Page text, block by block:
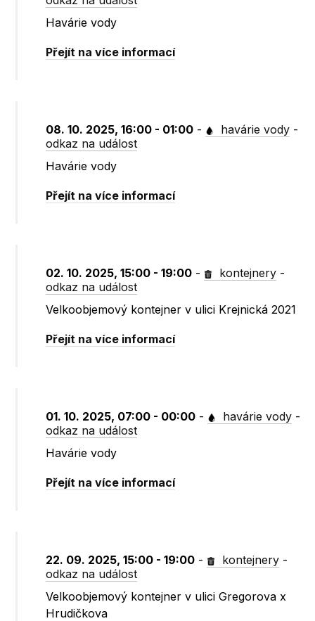
Havárie vody
Přejít na více informací
08. 10. 2025, 16:00 - 01:00 - havárie vody -
odkaz na událost
Havárie vody
Přejít na více informací
02. 10. 2025, 15:00 - 19:00 - kontejnery -
odkaz na událost
Velkoobjemový kontejner v ulici Krejnická 2021
Přejít na více informací
01. 10. 2025, 07:00 - 00:00 - havárie vody -
odkaz na událost
Havárie vody
Přejít na více informací
22. 09. 2025, 15:00 - 19:00 - kontejnery -
odkaz na událost
Velkoobjemový kontejner v ulici Gregorova x
Hrudičkova